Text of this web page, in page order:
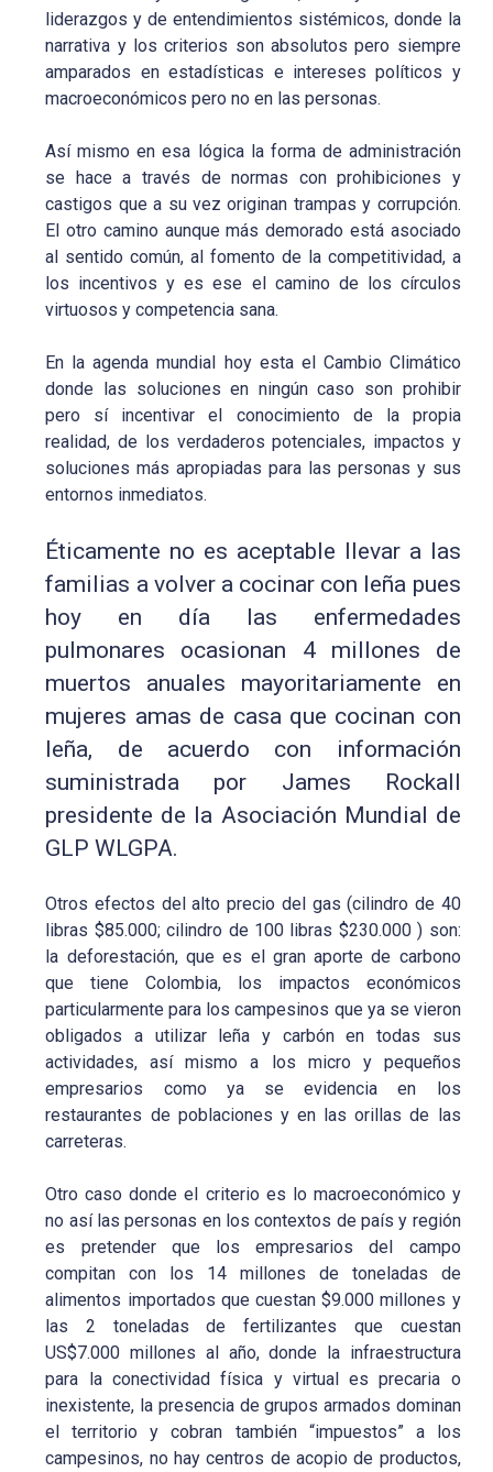
liderazgos y de entendimientos sistémicos, donde la
narrativa y los criterios son absolutos pero siempre
amparados en estadísticas e intereses políticos y
macroeconómicos pero no en las personas.
Así mismo en esa lógica la forma de administración
se hace a través de normas con prohibiciones y
castigos que a su vez originan trampas y corrupción.
El otro camino aunque más demorado está asociado
al sentido común, al fomento de la competitividad, a
los incentivos y es ese el camino de los círculos
virtuosos y competencia sana.
En la agenda mundial hoy esta el Cambio Climático
donde las soluciones en ningún caso son prohibir
pero sí incentivar el conocimiento de la propia
realidad, de los verdaderos potenciales, impactos y
soluciones más apropiadas para las personas y sus
entornos inmediatos.
Éticamente no es aceptable llevar a las
familias a volver a cocinar con leña pues
hoy en día las enfermedades
pulmonares ocasionan 4 millones de
muertos anuales mayoritariamente en
mujeres amas de casa que cocinan con
leña, de acuerdo con información
suministrada por James Rockall
presidente de la Asociación Mundial de
GLP WLGPA.
Otros efectos del alto precio del gas (cilindro de 40
libras $85.000; cilindro de 100 libras $230.000 ) son:
la deforestación, que es el gran aporte de carbono
que tiene Colombia, los impactos económicos
particularmente para los campesinos que ya se vieron
obligados a utilizar leña y carbón en todas sus
actividades, así mismo a los micro y pequeños
empresarios como ya se evidencia en los
restaurantes de poblaciones y en las orillas de las
carreteras.
Otro caso donde el criterio es lo macroeconómico y
no así las personas en los contextos de país y región
es pretender que los empresarios del campo
compitan con los 14 millones de toneladas de
alimentos importados que cuestan $9.000 millones y
las 2 toneladas de fertilizantes que cuestan
US$7.000 millones al año, donde la infraestructura
para la conectividad física y virtual es precaria o
inexistente, la presencia de grupos armados dominan
el territorio y cobran también “impuestos” a los
campesinos, no hay centros de acopio de productos,